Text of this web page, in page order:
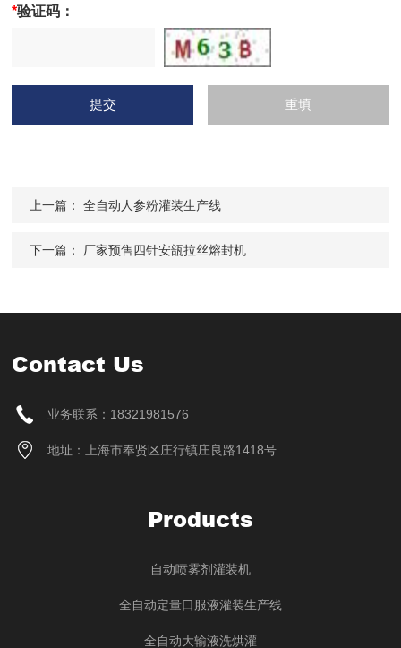
*验证码：
上一篇：全自动人参粉灌装生产线
下一篇： 厂家预售四针安瓿拉丝熔封机
Contact Us
业务联系：18321981576
地址：上海市奉贤区庄行镇庄良路1418号
Products
自动喷雾剂灌装机
全自动定量口服液灌装生产线
全自动大输液洗烘灌